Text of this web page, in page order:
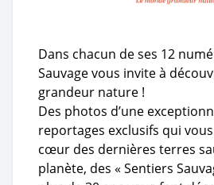
Dans chacun de ses 12
Sauvage vous invite à
grandeur nature !
Des photos d’une
reportages exclusifs qui
cœur des dernières terres
planète, des « Sentiers